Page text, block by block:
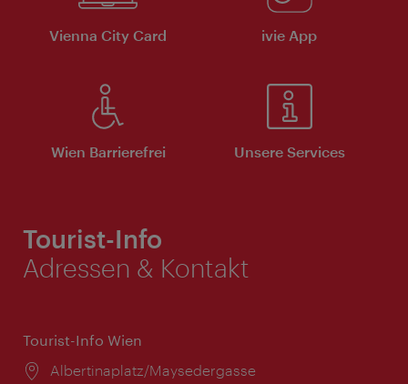
Vienna City Card ivie App
Wien Barrierefrei Unsere Services
Tourist-Info
Adressen & Kontakt
Tourist-Info Wien
Ort:
Albertinaplatz/Maysedergasse